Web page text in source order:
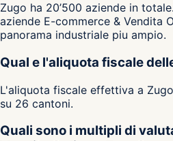
Zugo ha 20’500 aziende in
aziende E-commerce & Vendita
panorama industriale piu ampio.
Qual e l'aliquota fiscale
L'aliquota fiscale effettiva a
su 26 cantoni.
Quali sono i multipli di